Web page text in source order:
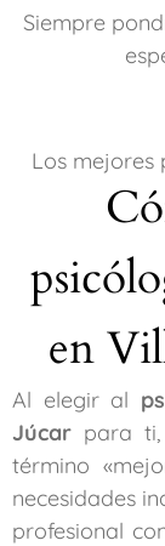
Siempre
Los mejores
en
Al elegir al
Júcar para
término
necesidades
profesional